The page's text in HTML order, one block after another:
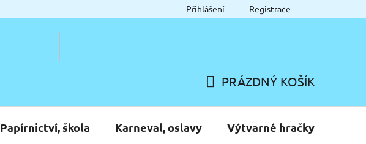
Přihlášení Registrace
KOŠÍK
PRÁZDNÝ KOŠÍK
Papírnictví, škola Karneval, oslavy Výtvarné hračky